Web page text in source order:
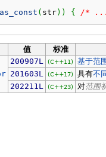
as_const ( str) ) { /*
值 标准
200907L (C++11)
基于范
201603L
(C++17) 具有不
202211L
(C++23) 对范围